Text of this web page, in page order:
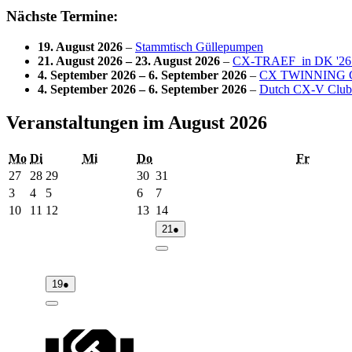
Nächste Termine:
19. August 2026 – Stammtisch Güllepumpen
21. August 2026 – 23. August 2026 – CX-TRAEF in DK '26
4. September 2026 – 6. September 2026 – CX TWINNING
4. September 2026 – 6. September 2026 – Dutch CX-V
Veranstaltungen im August 2026
MoMontag
DiDienstagMiMittwoch
DoDonnerstag FrFreitag
2727.
Juli
2026
2828.
Juli
2026
2929.
3030.
Juli
2026
31
33.
August
44.
August
55.
August
66.
August
2026
77.
August
2026
1010.11 11.
12 1313.
August
2026
1414.
August
2026
1919.
August
●
Veranstaltung)
Close
21 21.
August
●
Veranstaltung)
Close